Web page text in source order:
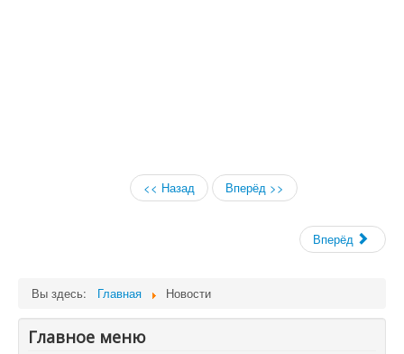
<< Назад Вперёд >>
Вперёд
Вы здесь: Главная Новости
Главное меню